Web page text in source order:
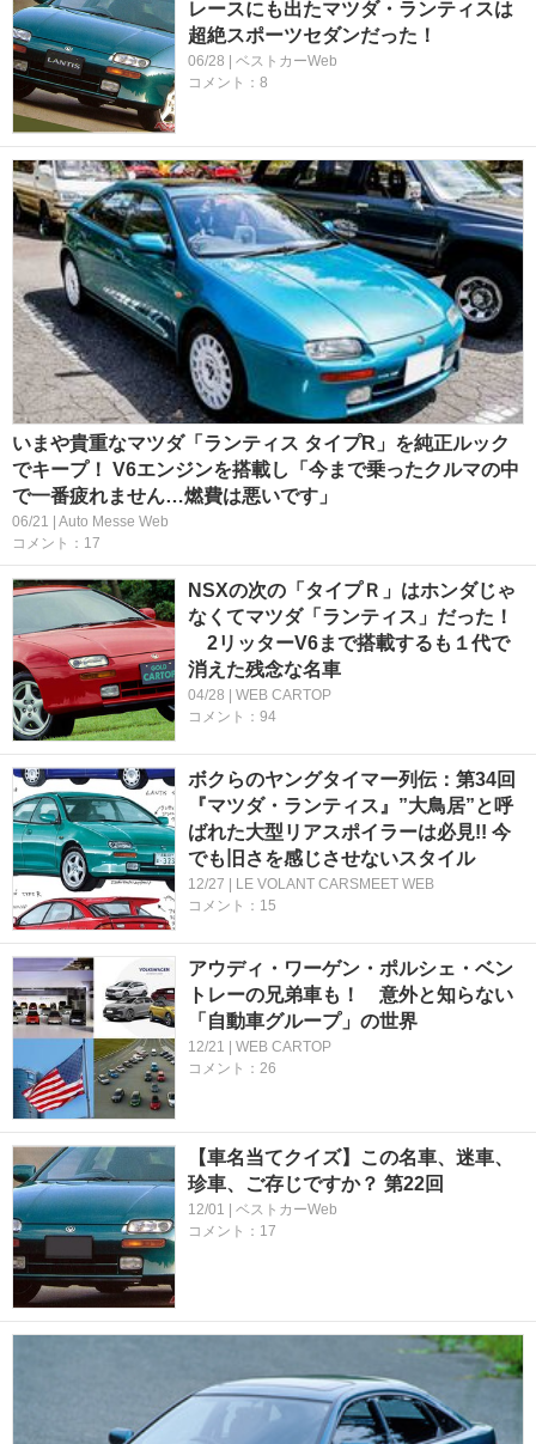
レースにも出たマツダ・ランティスは
超絶スポーツセダンだった！
06/28 | ベストカーWeb
コメント：8
いまや貴重なマツダ「ランティス タイプR」を純正ルック
でキープ！ V6エンジンを搭載し「今まで乗ったクルマの中
で一番疲れません…燃費は悪いです」
06/21 | Auto Messe Web
コメント：17
NSXの次の「タイプＲ」はホンダじゃ
なくてマツダ「ランティス」だった！
2リッターV6まで搭載するも１代で
消えた残念な名車
04/28 | WEB CARTOP
コメント：94
ボクらのヤングタイマー列伝：第34回
『マツダ・ランティス』”大鳥居”と呼
ばれた大型リアスポイラーは必見!! 今
でも旧さを感じさせないスタイル
12/27 | LE VOLANT CARSMEET WEB
コメント：15
アウディ・ワーゲン・ポルシェ・ベン
トレーの兄弟車も！ 意外と知らない
「自動車グループ」の世界
12/21 | WEB CARTOP
コメント：26
【車名当てクイズ】この名車、迷車、
珍車、ご存じですか？ 第22回
12/01 | ベストカーWeb
コメント：17